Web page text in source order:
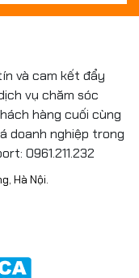
DSP KW9-
key
ngữ
nhật
và cam kết đẩy
vụ chăm sóc
hàng cuối cùng
doanh nghiệp trong
0961.211.232
Hà Nội.